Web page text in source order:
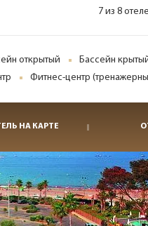
7 из 8
открытый
Бассейн
Фитнес-центр
НА КАРТЕ